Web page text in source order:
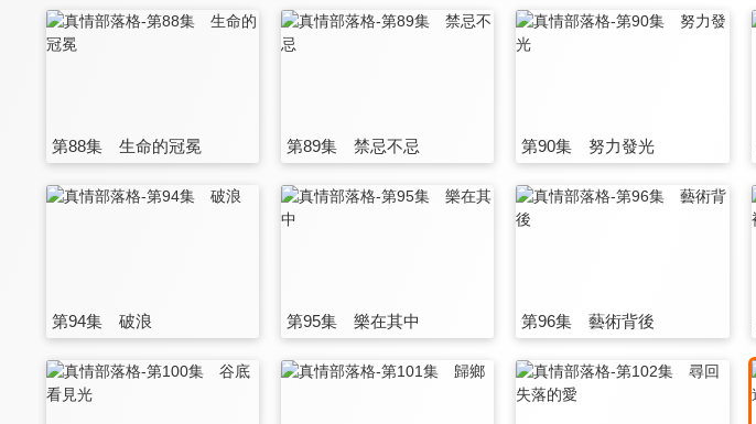
第88集 生命的冠冕 第89集 禁忌不忌 第90集 努力發光
第94集 破浪 第95集 樂在其中 第96集 藝術背後